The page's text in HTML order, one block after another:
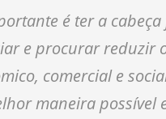
é ter a cabeça
e procurar reduzir
comercial e
maneira possível